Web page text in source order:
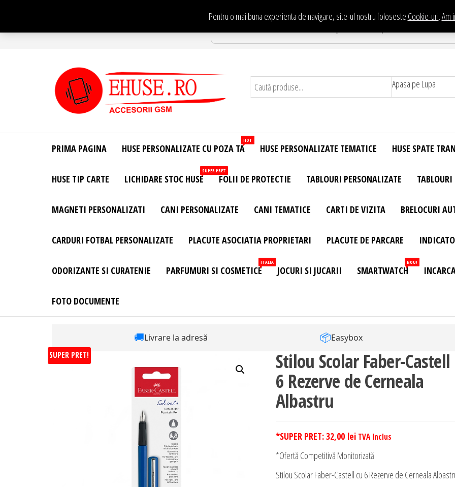
conținut
Pentru o mai buna experienta de navigare, site-ul nostru foloseste Cookie-uri.Am
Te asteptam in Showroom eHuse.ro
Site Oficial .
Huse
Personalizate
Huse
Personalizate
Telefon –
– Accesorii
Apasa pe Lupa
PRIMA PAGINA HUSE PERSONALIZATE CU POZA TA
HOT
HUSE PERSONALIZATE TEMATICE HUSE SPATE
HUSE TIP CARTE LICHIDARE STOC HUSE
SUPER PRET
FOLII DE PROTECTIE TABLOURI PERSONALIZATE TABLOURI
MAGNETI PERSONALIZATI CANI PERSONALIZATE CANI TEMATICE CARTI DE VIZITA BRELOCURI
CARDURI FOTBAL PERSONALIZATE PLACUTE ASOCIATIA PROPRIETARI PLACUTE DE PARCARE
ODORIZANTE SI CURATENIE PARFUMURI SI COSMETICE
ITALIA
JOCURI SI JUCARII SMARTWATCH
NOU!
FOTO DOCUMENTE
🚚Livrare la adresă 📦Easybox
SUPER PRET! Stilou Scolar Faber-Castell
6 Rezerve de Cerneala
Albastru
*SUPER PRET:32,00 lei TVA Inclus
*Ofertă Competitivă Monitorizată
Stilou Scolar Faber-Castell cu 6 Rezerve de Cerneala